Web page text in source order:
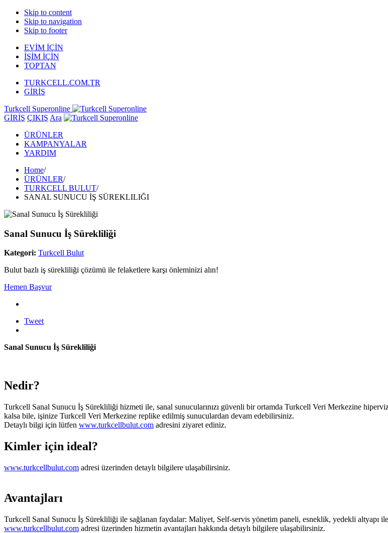
Skip to content
Skip to navigation
Skip to footer
EVİM İÇİN
İŞİM İÇİN
TOPTAN
TURKCELL.COM.TR
GİRİŞ
Turkcell Superonline
GİRİŞ ÇIKIŞ Ara
ÜRÜNLER
KAMPANYALAR
YARDIM
Home/
ÜRÜNLER/
TURKCELL BULUT/
SANAL SUNUCU İŞ SÜREKLILIĞI
Sanal Sunucu İş Sürekliliği
Kategori: Turkcell Bulut
Bulut bazlı iş sürekliliği çözümü ile felaketlere karşı önleminizi alın!
Hemen Başvur
Tweet
Sanal Sunucu İş Sürekliliği
Nedir?
​Turkcell Sanal Sunucu İş Sürekliliği hizmeti ile, sanal sunucularınızı güvenli bir ortamda Turkcell Veri Merkezine
kalsa bile, işinize Turkcell Veri Merkezine replike edilmiş sunuculardan devam edebilirsiniz.
Detaylı bilgi için lütfen www.turkcellbulut.com adresini ziyaret ediniz.
Kimler için ideal?
​www.turkcellbulut.com adresi üzerinden detaylı bilgilere ulaşabilirsiniz.
Avantajları
​Turkcell Sanal Sunucu İş Sürekliliği ile sağlanan faydalar: Maliyet, Self-servis yönetim paneli, esneklik, yedekli altyapı
www.turkcellbulut.com adresi üzerinden hizmetin avantajları hakkında detaylı bilgilere ulaşabilirsiniz.